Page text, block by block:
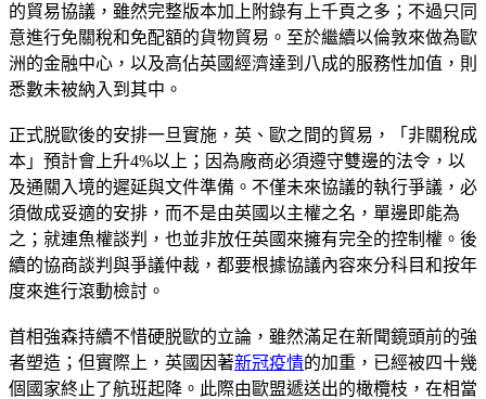
的貿易協議，雖然完整版本加上附錄有上千頁之多；不過只同
意進行免關稅和免配額的貨物貿易。至於繼續以倫敦來做為歐
洲的金融中心，以及高佔英國經濟達到八成的服務性加值，則
悉數未被納入到其中。
正式脱歐後的安排一旦實施，英、歐之間的貿易，「非關稅成
本」預計會上升4%以上；因為廠商必須遵守雙邊的法令，以
及通關入境的遲延與文件準備。不僅未來協議的執行爭議，必
須做成妥適的安排，而不是由英國以主權之名，單邊即能為
之；就連魚權談判，也並非放任英國來擁有完全的控制權。後
續的協商談判與爭議仲裁，都要根據協議內容來分科目和按年
度來進行滾動檢討。
首相強森持續不惜硬脱歐的立論，雖然滿足在新聞鏡頭前的強
者塑造；但實際上，英國因著新冠疫情的加重，已經被四十幾
個國家終止了航班起降。此際由歐盟遞送出的橄欖枝，在相當